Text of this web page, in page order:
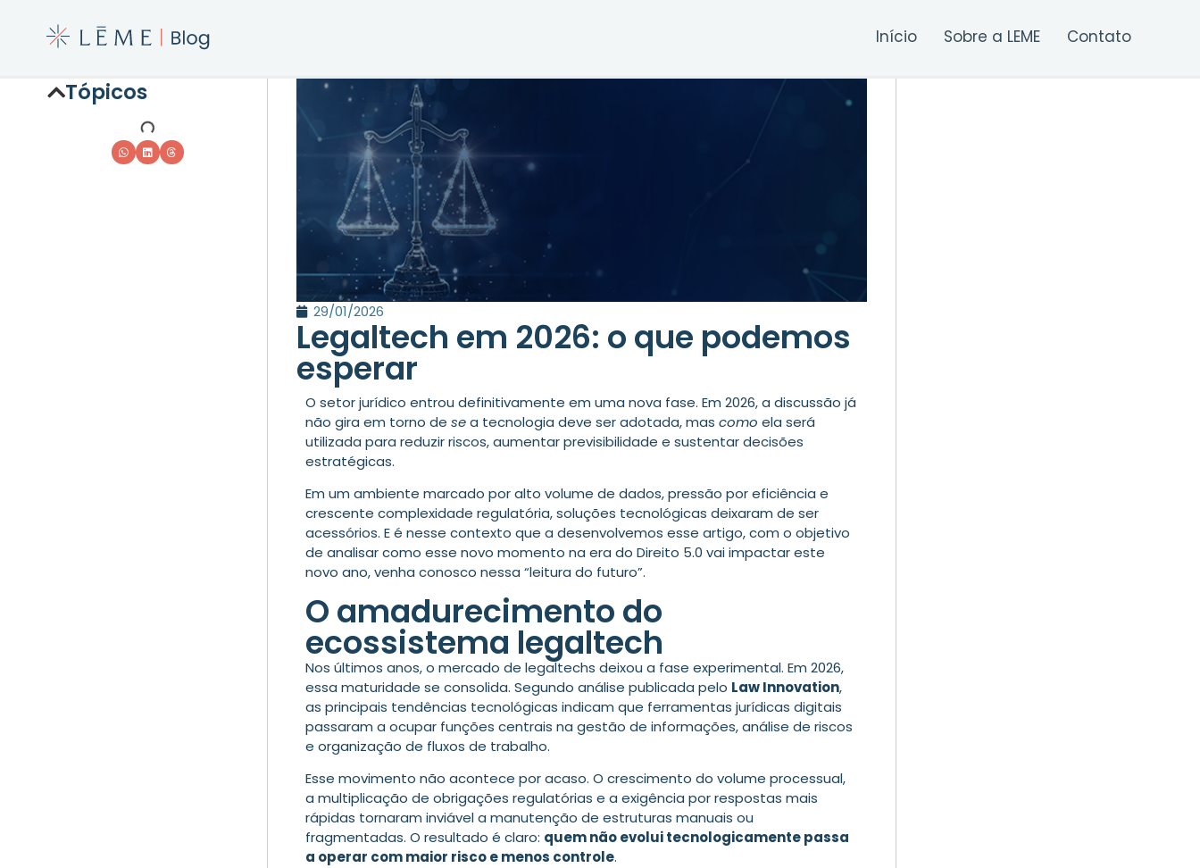
Início Sobre a LEME Contato
Tópicos
29/01/2026
Legaltech em 2026: o que podemos
esperar
O setor jurídico entrou definitivamente em uma nova fase. Em 2026, a discussão já
não gira em torno desea tecnologia deve ser adotada, mascomo ela será
utilizada para reduzir riscos, aumentar previsibilidade e sustentar decisões
estratégicas.
Em um ambiente marcado por alto volume de dados, pressão por eficiência e
crescente complexidade regulatória, soluções tecnológicas deixaram de ser
acessórios. E é nesse contexto que a desenvolvemos esse artigo, com o objetivo
de analisar como esse novo momento na era do Direito 5.0 vai impactar este
novo ano, venha conosco nessa “leitura do futuro”.
O amadurecimento do
ecossistema legaltech
Nos últimos anos, o mercado de legaltechs deixou a fase experimental. Em 2026,
essa maturidade se consolida. Segundo análise publicada pelo Law Innovation,
as principais tendências tecnológicas indicam que ferramentas jurídicas digitais
passaram a ocupar funções centrais na gestão de informações, análise de riscos
e organização de fluxos de trabalho.
Esse movimento não acontece por acaso. O crescimento do volume processual,
a multiplicação de obrigações regulatórias e a exigência por respostas mais
rápidas tornaram inviável a manutenção de estruturas manuais ou
fragmentadas. O resultado é claro: quem não evolui tecnologicamente passa
a operar com maior risco e menos controle.